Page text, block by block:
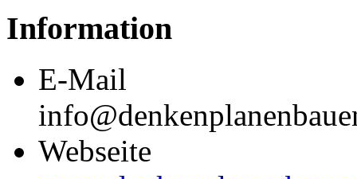
Information
E-Mail
Webseite